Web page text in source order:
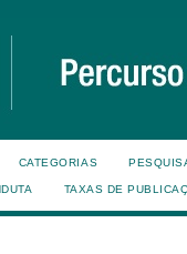
CATEGORIAS
TAXAS DE